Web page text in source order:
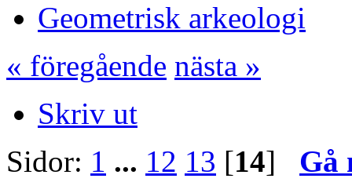
Geometrisk arkeologi
« föregående nästa »
Skriv ut
Sidor: 1 ... 12 13 [14] Gå